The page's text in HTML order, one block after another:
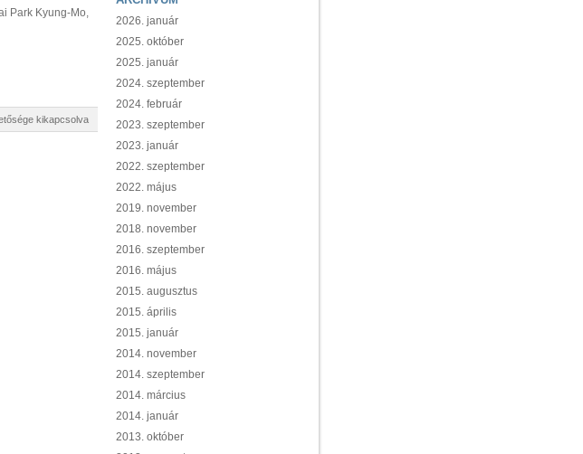
Park Kyung-Mo,
kikapcsolva
2026. január
2025. október
2025. január
2024. szeptember
2024. február
2023. szeptember
2023. január
2022. szeptember
2022. május
2019. november
2018. november
2016. szeptember
2016. május
2015. augusztus
2015. április
2015. január
2014. november
2014. szeptember
2014. március
2014. január
2013. október